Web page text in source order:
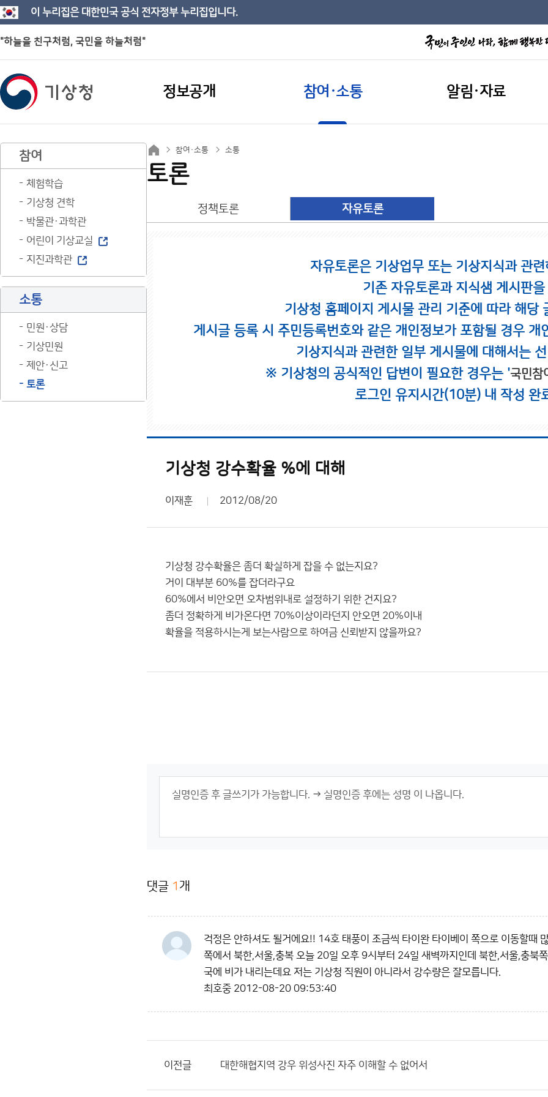
이 누리집은 대한민국 공식 전자정부 누리집입니다.
"하늘을 친구처럼, 국민을 하늘처럼"
정보공개 참여·소통 알림·자료
참여
체험학습
기상청 견학
박물관·과학관
어린이 기상교실
지진과학관
소통
민원·상담
기상민원
제안·신고
토론
참여·소통 소통
토론
정책토론 자유토론
자유토론은 기상업무 또는 기상지식과 관
기존 자유토론과 지식샘 게시판
기상청 홈페이지 게시물 관리 기준에 따라 해당
게시글 등록 시 주민등록번호와 같은 개인정보가 포함될 경우
기상지식과 관련한 일부 게시물에 대해서는
※ 기상청의 공식적인 답변이 필요한 경우는 '국민참
로그인 유지시간(10분) 내 작성 완
기상청 강수확율 %에 대해
이재훈 2012/08/20
기상청 강수확율은 좀더 확실하게 잡을 수 없는지요?
거이 대부분 60%를 잡더라구요
60%에서 비안오면 오차범위내로 설정하기 위한 건지요?
좀더 정확하게 비가온다면 70%이상이라던지 안오면 20%이내
확율을 적용하시는게 보는사람으로 하여금 신뢰받지 않을까요?
댓글 1 개
걱정은 안하셔도 될거에요!! 14호 태풍이 조금씩 타이완 타이베이 쪽으로 이동할때
쪽에서 북한,서울,충복 오늘 20일 오후 9시부터 24일 새벽까지인데 북한,서울,충북
국에 비가 내리는데요 저는 기상청 직원이 아니라서 강수량은 잘모릅니다.
최호중 2012-08-20 09:53:40
이전글 대한해협지역 강우 위성사진 자주 이해할 수 없어서